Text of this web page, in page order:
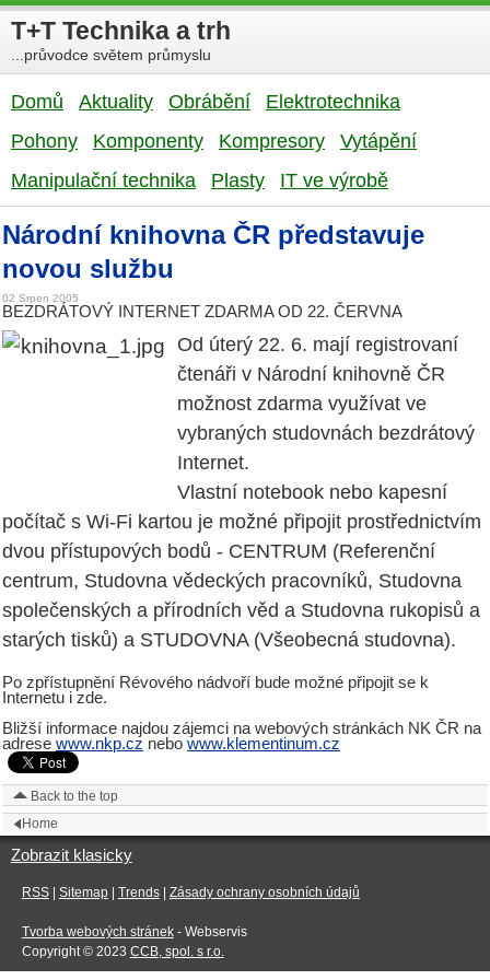
T+T Technika a trh
...průvodce světem průmyslu
Domů Aktuality Obrábění
Elektrotechnika
Pohony
Komponenty Kompresory
Vytápění
Manipulační technika
Plasty IT ve výrobě
Národní knihovna ČR představuje
novou službu
02 Srpen 2005
BEZDRÁTOVÝ INTERNET ZDARMA OD 22. ČERVNA
Od úterý 22. 6. mají registrovaní
čtenáři v Národní knihovně ČR
možnost zdarma využívat ve
vybraných studovnách bezdrátový
Internet.
Vlastní notebook nebo kapesní
počítač s Wi-Fi kartou je možné připojit prostřednictvím
dvou přístupových bodů - CENTRUM (Referenční
centrum, Studovna vědeckých pracovníků, Studovna
společenských a přírodních věd a Studovna rukopisů a
starých tisků) a STUDOVNA (Všeobecná studovna).
Po zpřístupnění Révového nádvoří bude možné připojit se k
Internetu i zde.
Bližší informace najdou zájemci na webových stránkách NK ČR na
adrese www.nkp.cz nebo www.klementinum.cz
Back to the top
Home
Zobrazit klasicky
RSS| Sitemap| Trends| Zásady ochrany osobních údajů
Tvorba webových stránek- Webservis
Copyright © 2023 CCB, spol. s r.o.